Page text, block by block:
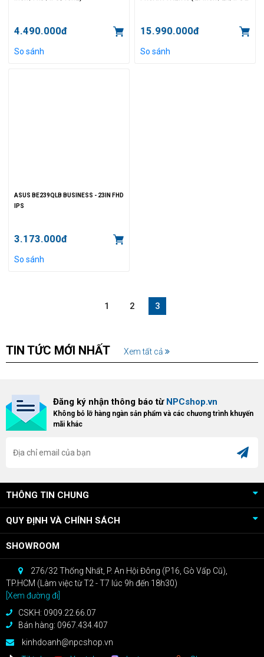
4.490.000đ
So sánh
15.990.000đ
So sánh
ASUS BE239QLB BUSINESS - 23IN FHD
IPS
3.173.000đ
So sánh
1 2 3
TIN TỨC MỚI NHẤT Xem tất cả
Đăng ký nhận thông báo từ NPCshop.vn
Không bỏ lỡ hàng ngàn sản phẩm và các chương trình khuyến
mãi khác
THÔNG TIN CHUNG
QUY ĐỊNH VÀ CHÍNH SÁCH
SHOWROOM
276/32 Thống Nhất, P. An Hội Đông (P16, Gò Vấp Cũ),
TP.HCM (Làm việc từ T2 - T7 lúc 9h đến 18h30)
[Xem đường đi]
CSKH: 0909.22.66.07
Bán hàng: 0967.434.407
kinhdoanh@npcshop.vn